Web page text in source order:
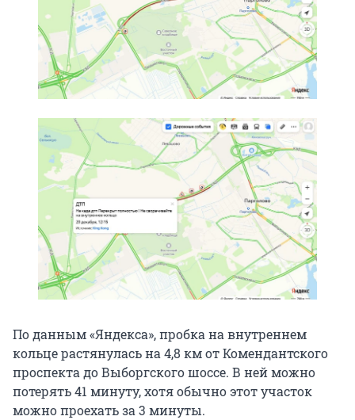
По данным «Яндекса», пробка на внутреннем
кольце растянулась на 4,8 км от Комендантского
проспекта до Выборгского шоссе. В ней можно
потерять 41 минуту, хотя обычно этот участок
можно проехать за 3 минуты.